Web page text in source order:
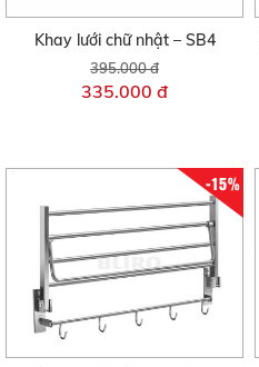
Khay lưới chữ nhật – SB4
395.000 đ
335.000 đ
-15%